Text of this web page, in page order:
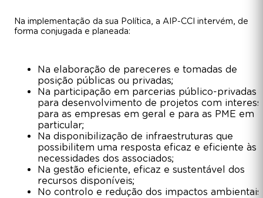
Na implementação da sua Política, a AIP-CCI intervém, de
forma conjugada e planeada:
Na elaboração de pareceres e tomadas de
posição públicas ou privadas;
Na participação em parcerias público-privadas
para desenvolvimento de projetos com
para as empresas em geral e para as PME em
particular;
Na disponibilização de infraestruturas que
possibilitem uma resposta eficaz e eficiente às
necessidades dos associados;
Na gestão eficiente, eficaz e sustentável dos
recursos disponíveis;
No controlo e redução dos impactos ambientais;